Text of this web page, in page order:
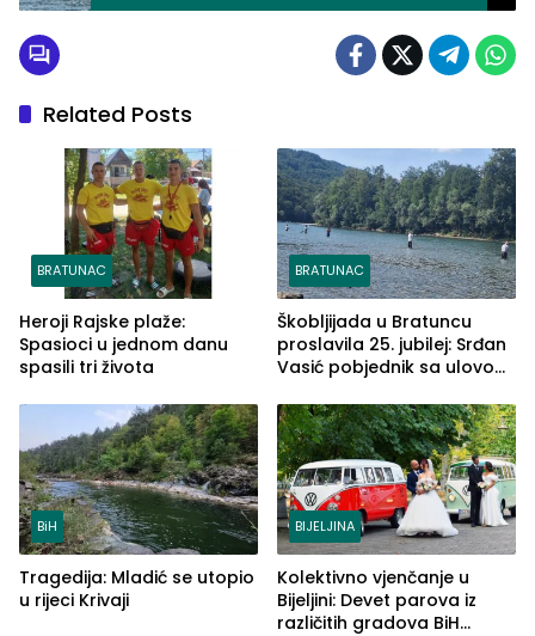
Related Posts
BRATUNAC
Heroji Rajske plaže:
Spasioci u jednom danu
spasili tri života
BRATUNAC
Škobljijada u Bratuncu
proslavila 25. jubilej: Srđan
Vasić pobjednik sa ulovom
BiH
Tragedija: Mladić se utopio
u rijeci Krivaji
BIJELJINA
Kolektivno vjenčanje u
Bijeljini: Devet parova iz
različitih gradova BiH